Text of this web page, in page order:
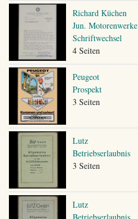
Richard Küchen
Jun. Motorenwerke
Schriftwechsel
4 Seiten
Peugeot
Prospekt
3 Seiten
Lutz
Betriebserlaubnis
3 Seiten
Lutz
Betriebserlaubnis